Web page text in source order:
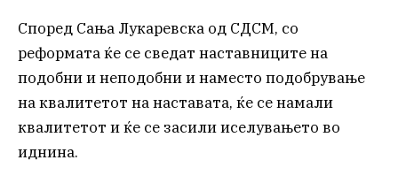
Според Сања Лукаревска од СДСМ, со
реформата ќе се сведат наставниците на
подобни и неподобни и наместо подобрување
на квалитетот на наставата, ќе се намали
квалитетот и ќе се засили иселувањето во
иднина.